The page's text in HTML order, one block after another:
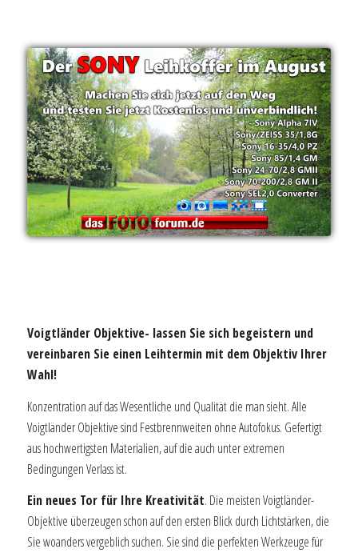
Voigtländer Objektive- lassen Sie sich begeistern und
vereinbaren Sie einen Leihtermin mit dem Objektiv Ihrer
Wahl!
Konzentration auf das Wesentliche und Qualität die man sieht. Alle
Voigtländer Objektive sind Festbrennweiten ohne Autofokus. Gefertigt
aus hochwertigsten Materialien, auf die auch unter extremen
Bedingungen Verlass ist.
Ein neues Tor für Ihre Kreativität. Die meisten Voigtländer-
Objektive überzeugen schon auf den ersten Blick durch Lichtstärken, die
Sie woanders vergeblich suchen. Sie sind die perfekten Werkzeuge für